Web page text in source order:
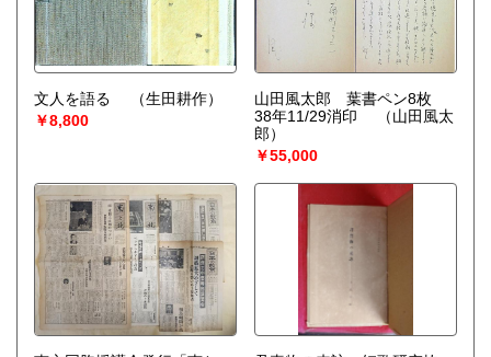
文人を語る
（生田耕作）
￥8,800
山田風太郎 葉書ペン8枚
38年11/29消印
（山田風太
郎）
￥55,000